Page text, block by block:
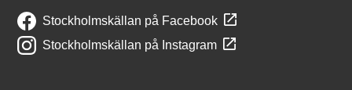
Stockholmskällan på Facebook
Stockholmskällan på Instagram